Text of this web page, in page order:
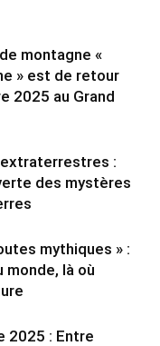
montagne «
» est de retour
2025 au Grand
:
des mystères
mythiques » :
monde, là où
2025 : Entre